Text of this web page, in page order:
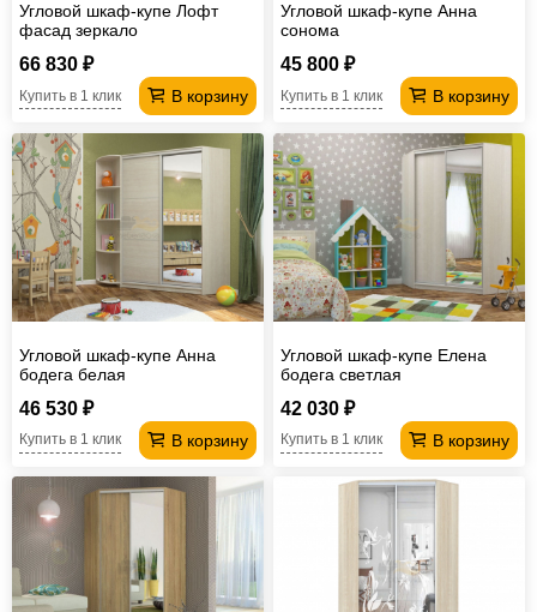
Угловой шкаф-купе Лофт
фасад зеркало
66 830 ₽
В корзину
Купить в 1 клик
Угловой шкаф-купе Анна
сонома
45 800 ₽
В корзину
Купить в 1 клик
Угловой шкаф-купе Анна
бодега белая
46 530 ₽
В корзину
Купить в 1 клик
Угловой шкаф-купе Елена
бодега светлая
42 030 ₽
В корзину
Купить в 1 клик